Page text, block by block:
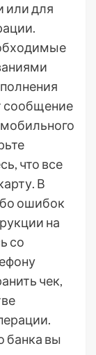
или для
сообщение
что все
В
ошибок
на
со
чек,
банка вы